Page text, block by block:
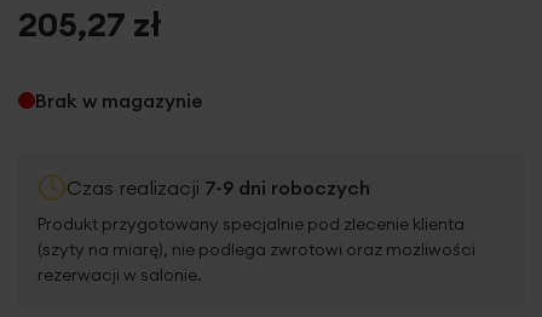
205,27 zł
Brak w magazynie
Czas realizacji 7-9 dni roboczych
Produkt przygotowany specjalnie pod zlecenie klienta
(szyty na miarę), nie podlega zwrotowi oraz możliwości
rezerwacji w salonie.